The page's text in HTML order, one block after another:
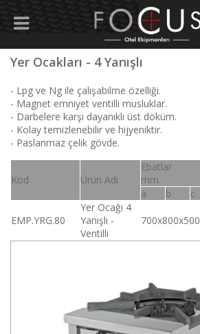
Yer Ocakları - 4 Yanışlı
- Lpg ve Ng ile çalışabilme özelliği.
- Magnet emniyet ventilli musluklar.
- Darbelere karşı dayanıklı üst döküm.
- Kolay temizlenebilir ve hijyeniktir.
- Paslanmaz çelik gövde.
Kod Ürün Adı
Ebatlar
mm
a b c
EMP.YRG.80
Yer Ocağı 4
Yanışlı -
Ventilli
700x800x500